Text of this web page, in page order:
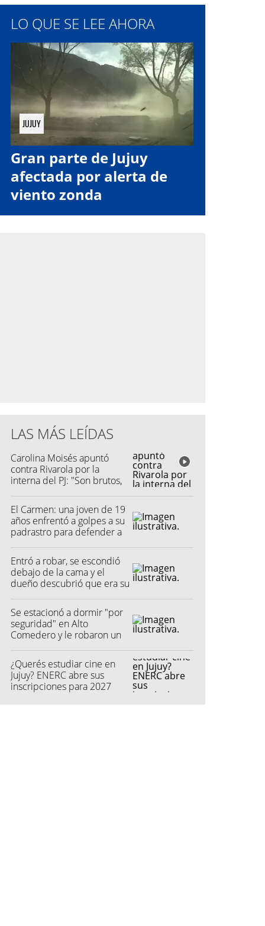
LO QUE SE LEE AHORA
JUJUY
Gran parte de Jujuy
afectada por alerta de
viento zonda
LAS MÁS LEÍDAS
Carolina Moisés apuntó
contra Rivarola por la
interna del PJ: "Son brutos,
El Carmen: una joven de 19
años enfrentó a golpes a su
padrastro para defender a
Entró a robar, se escondió
debajo de la cama y el
dueño descubrió que era su
Se estacionó a dormir "por
seguridad" en Alto
Comedero y le robaron un
¿Querés estudiar cine en
Jujuy? ENERC abre sus
inscripciones para 2027